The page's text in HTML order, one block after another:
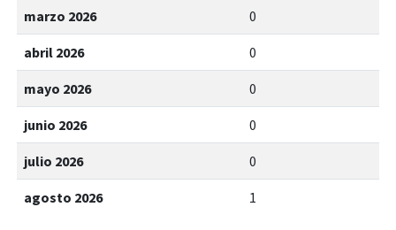
marzo 2026 0
abril 2026 0
mayo 2026 0
junio 2026 0
julio 2026 0
agosto 2026 1